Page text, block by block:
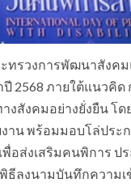
ะทรวงการพัฒนาสัง
2568 ภายใต้แนวคิ
สังคมอย่างยั่งยืน โ
น พร้อมมอบโล่ประก
ส่งเสริมคนพิการ ป
ลงนามบันทึกความเ